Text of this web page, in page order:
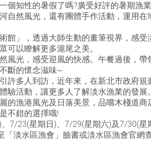
個知性的暑假了嗎?廣受好評的暑期
自然風光，還有團體手作活動，運用
館」，透過大師生動的畫筆視界，感
可以瞭解更多滬尾之美。
風光，感受迎風的快感。午餐過後，
斷的懷念滋味~
許多人到訪，近年來，在新北市政府
活動，讓更多人了解淡水漁業的發展。
的漁港風光及日落美景，品嚐木棧道
不錯的選擇哦!
7/23(星期日)、7/29(星期六)及7/30(
淡水區漁會」臉書或淡水區漁會官